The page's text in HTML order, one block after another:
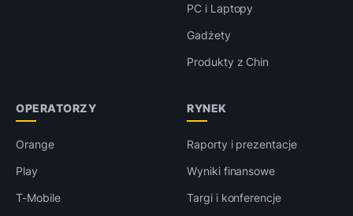
PC i Laptopy
Gadżety
Produkty z Chin
OPERATORZY
Orange
Play
T-Mobile
RYNEK
Raporty i prezentacje
Wyniki finansowe
Targi i konferencje